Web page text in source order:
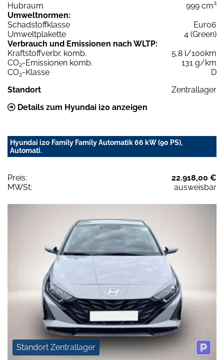
Hubraum
999 cm³
Umweltnormen:
Schadstoffklasse
Euro6
Umweltplakette
4 (Green)
Verbrauch und Emissionen nach WLTP:
Kraftstoffverbr. komb.
5,8 l/100km
CO2-Emissionen komb.
131 g/km
CO2-Klasse
D
Standort
Zentrallager
Details zum Hyundai i20 anzeigen
Hyundai i20 Family Family Automatik 66 kW (90 PS),
Automati.
Preis:
22.918,00 €
MWSt:
ausweisbar
Standort Zentrallager